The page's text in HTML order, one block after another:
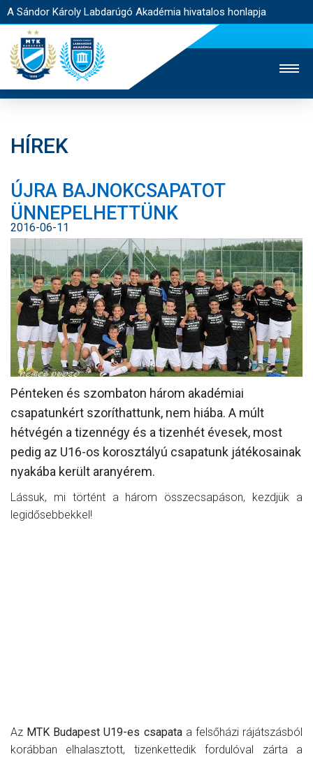
A Sándor Károly Labdarúgó Akadémia hivatalos honlapja
JEGYÉRTÉKESÍTÉS
WEBSHOP
STADION
EGYESÜLET
KAPCSOLAT
NYITÓLAP
HÍREK
AKADÉMIA
CSAPATOK
MÉRKŐZÉSEK
GALÉRIA
JELENTKEZÉS
SZURKOLÓI ÉLMÉNYEK
VEZETŐSÉG
HÍREK
ÚJRA BAJNOKCSAPATOT
ÜNNEPELHETTÜNK
2016-06-11
Pénteken és szombaton három akadémiai
csapatunkért szoríthattunk, nem hiába. A múlt
hétvégén a tizennégy és a tizenhét évesek, most
pedig az U16-os korosztályú csapatunk játékosainak
nyakába került aranyérem.
Lássuk, mi történt a három összecsapáson, kezdjük a
legidősebbekkel!
Az MTK Budapest U19-es csapataa felsőházi rájátszásból
korábban elhalasztott, tizenkettedik fordulóval zárta a